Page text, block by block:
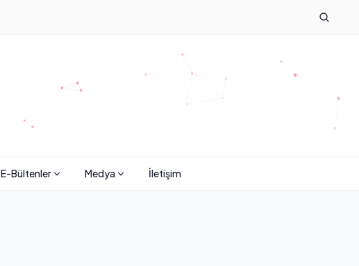
E-Bültenler Medya İletişim